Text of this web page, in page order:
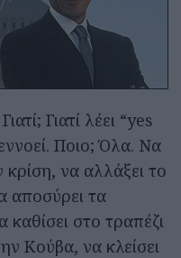
Γιατί λέει “yes
Ποιο; Όλα. Να
να αλλάξει το
αποσύρει τα
στο τραπέζι
Κούβα, να κλείσει